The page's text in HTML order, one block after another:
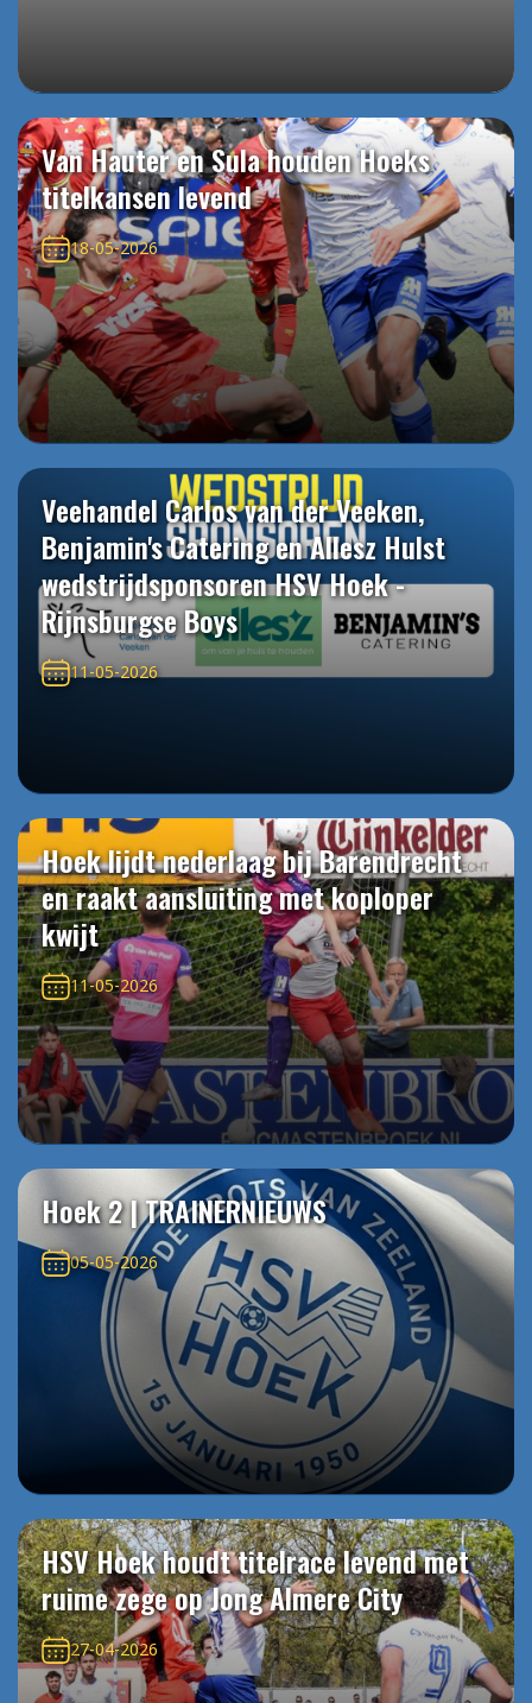
Van Hauter en Sula houden Hoeks
titelkansen levend
18-05-2026
Veehandel Carlos van der Veeken,
Benjamin's Catering en Allesz Hulst
wedstrijdsponsoren HSV Hoek -
Rijnsburgse Boys
11-05-2026
Hoek lijdt nederlaag bij Barendrecht
en raakt aansluiting met koploper
kwijt
11-05-2026
Hoek 2 | TRAINERNIEUWS
05-05-2026
HSV Hoek houdt titelrace levend met
ruime zege op Jong Almere City
27-04-2026